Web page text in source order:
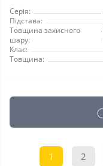
Серія:
Підстава:
Товщина захисного
шару:
Клас:
Товщина:
1 2